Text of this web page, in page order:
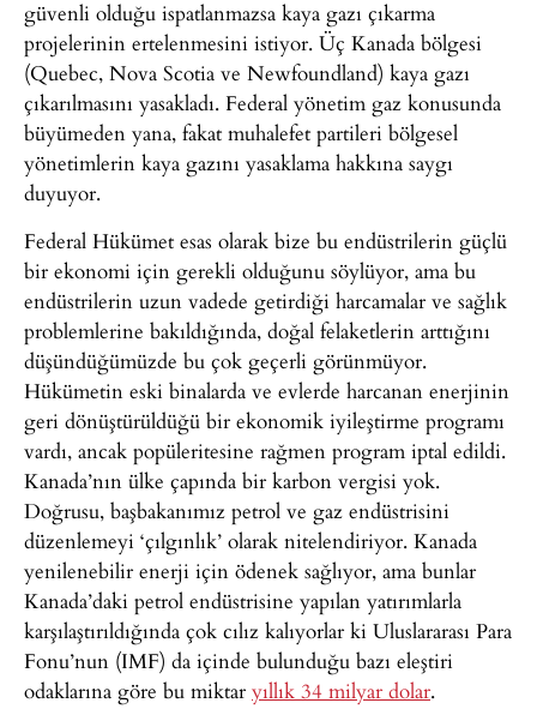
güvenli olduğu ispatlanmazsa kaya gazı çıkarma
projelerinin ertelenmesini istiyor. Üç Kanada bölgesi
(Quebec, Nova Scotia ve Newfoundland) kaya gazı
çıkarılmasını yasakladı. Federal yönetim gaz konusunda
büyümeden yana, fakat muhalefet partileri bölgesel
yönetimlerin kaya gazını yasaklama hakkına saygı
duyuyor.
Federal Hükümet esas olarak bize bu endüstrilerin güçlü
bir ekonomi için gerekli olduğunu söylüyor, ama bu
endüstrilerin uzun vadede getirdiği harcamalar ve sağlık
problemlerine bakıldığında, doğal felaketlerin arttığını
düşündüğümüzde bu çok geçerli görünmüyor.
Hükümetin eski binalarda ve evlerde harcanan enerjinin
geri dönüştürüldüğü bir ekonomik iyileştirme programı
vardı, ancak popüleritesine rağmen program iptal edildi.
Kanada’nın ülke çapında bir karbon vergisi yok.
Doğrusu, başbakanımız petrol ve gaz endüstrisini
düzenlemeyi ‘çılgınlık’ olarak nitelendiriyor. Kanada
yenilenebilir enerji için ödenek sağlıyor, ama bunlar
Kanada’daki petrol endüstrisine yapılan yatırımlarla
karşılaştırıldığında çok cılız kalıyorlar ki Uluslararası Para
Fonu’nun (IMF) da içinde bulunduğu bazı eleştiri
odaklarına göre bu miktar yıllık 34 milyar dolar.